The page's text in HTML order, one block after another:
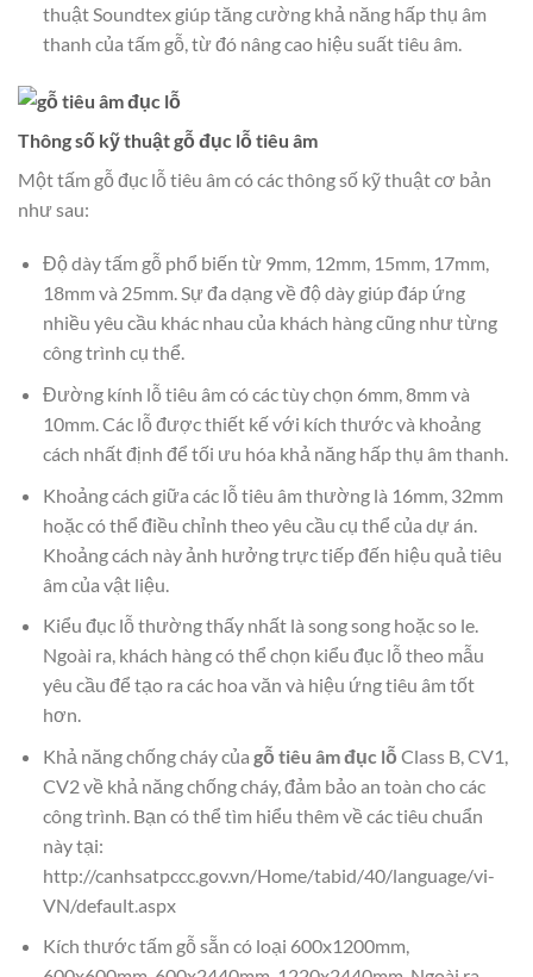
thuật Soundtex giúp tăng cường khả năng hấp thụ âm
thanh của tấm gỗ, từ đó nâng cao hiệu suất tiêu âm.
Thông số kỹ thuật gỗ đục lỗ tiêu âm
Một tấm gỗ đục lỗ tiêu âm có các thông số kỹ thuật cơ bản
như sau:
Độ dày tấm gỗ phổ biến từ 9mm, 12mm, 15mm, 17mm,
18mm và 25mm. Sự đa dạng về độ dày giúp đáp ứng
nhiều yêu cầu khác nhau của khách hàng cũng như từng
công trình cụ thể.
Đường kính lỗ tiêu âm có các tùy chọn 6mm, 8mm và
10mm. Các lỗ được thiết kế với kích thước và khoảng
cách nhất định để tối ưu hóa khả năng hấp thụ âm thanh.
Khoảng cách giữa các lỗ tiêu âm thường là 16mm, 32mm
hoặc có thể điều chỉnh theo yêu cầu cụ thể của dự án.
Khoảng cách này ảnh hưởng trực tiếp đến hiệu quả tiêu
âm của vật liệu.
Kiểu đục lỗ thường thấy nhất là song song hoặc so le.
Ngoài ra, khách hàng có thể chọn kiểu đục lỗ theo mẫu
yêu cầu để tạo ra các hoa văn và hiệu ứng tiêu âm tốt
hơn.
Khả năng chống cháy của gỗ tiêu âm đục lỗ Class B, CV1,
CV2 về khả năng chống cháy, đảm bảo an toàn cho các
công trình. Bạn có thể tìm hiểu thêm về các tiêu chuẩn
này tại:
http://canhsatpccc.gov.vn/Home/tabid/40/language/vi-
VN/default.aspx
Kích thước tấm gỗ sẵn có loại 600x1200mm,